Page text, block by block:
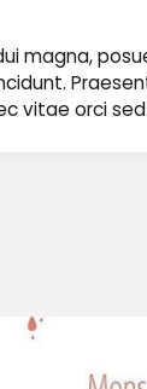
magna,
vitae orci